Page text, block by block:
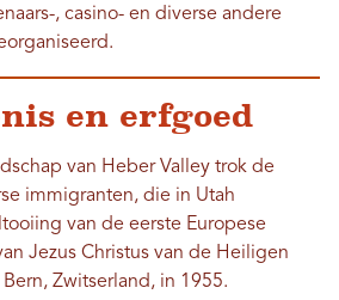
, casino- en diverse andere
en erfgoed
van Heber Valley trok de
immigranten, die in Utah
van de eerste Europese
Jezus Christus van de Heiligen
Zwitserland, in 1955.